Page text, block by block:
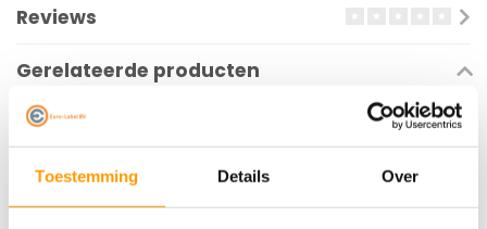
Toestemming Details Over
Reviews
Gerelateerde producten